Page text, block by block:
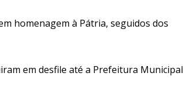
homenagem à Pátria, seguidos dos
em desfile até a Prefeitura Municipal